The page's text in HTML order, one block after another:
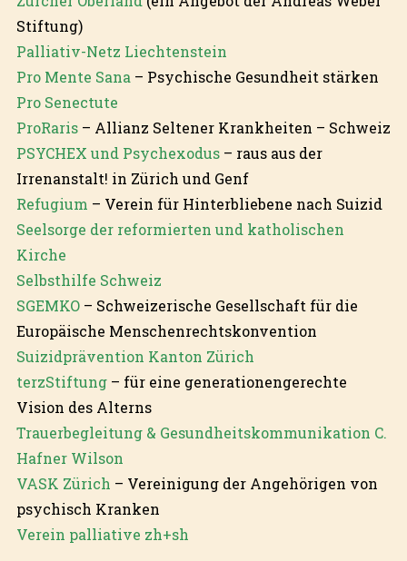
Stiftung)
Palliativ-Netz Liechtenstein
Pro Mente Sana – Psychische Gesundheit stärken
Pro Senectute
ProRaris– Allianz Seltener Krankheiten – Schweiz
PSYCHEX und Psychexodus– raus aus der
Irrenanstalt! in Zürich und Genf
Refugium – Verein für Hinterbliebene nach Suizid
Seelsorge der reformierten und katholischen
Kirche
Selbsthilfe Schweiz
SGEMKO– Schweizerische Gesellschaft für die
Europäische Menschenrechtskonvention
Suizidprävention Kanton Zürich
terzStiftung– für eine generationengerechte
Vision des Alterns
Trauerbegleitung & Gesundheitskommunikation C.
Hafner Wilson
VASK Zürich – Vereinigung der Angehörigen von
psychisch Kranken
Verein palliative zh+sh